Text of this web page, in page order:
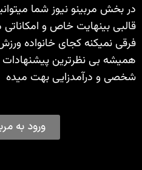
در بخش مربینو نیوز شما
قالبی بینهایت خاص و
فرقی نمیکنه کجای خانواده
همیشه بی نظرترین پیشنهادات
شخصی و درآمدزایی بهت میده
ورود به